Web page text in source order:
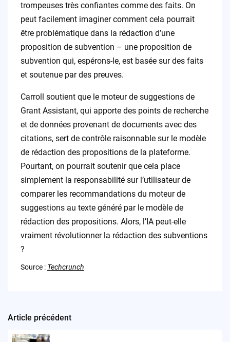
trompeuses très confiantes comme des faits. On
peut facilement imaginer comment cela pourrait
être problématique dans la rédaction d’une
proposition de subvention – une proposition de
subvention qui, espérons-le, est basée sur des faits
et soutenue par des preuves.
Carroll soutient que le moteur de suggestions de
Grant Assistant, qui apporte des points de recherche
et de données provenant de documents avec des
citations, sert de contrôle raisonnable sur le modèle
de rédaction des propositions de la plateforme.
Pourtant, on pourrait soutenir que cela place
simplement la responsabilité sur l’utilisateur de
comparer les recommandations du moteur de
suggestions au texte généré par le modèle de
rédaction des propositions. Alors, l’IA peut-elle
vraiment révolutionner la rédaction des subventions
?
Source : Techcrunch
Post
navigation
Article précédent